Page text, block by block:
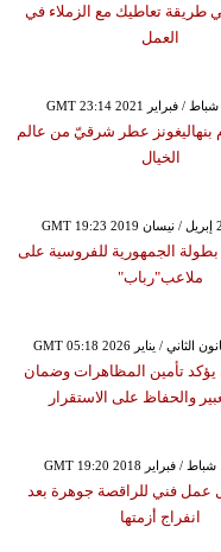
طريقة تعاطيك مع الزملاء في
العمل
بنهاليغونز عطر شرقيّ من عالم
الخيال
بطولة الجمهورية للفروسية على
ملاعب"رباب"
تأمين المظاهرات وضمان
والحفاظ على الاستقرار
عمل فني للراقصة جوهرة بعد
انفراج أزمتها